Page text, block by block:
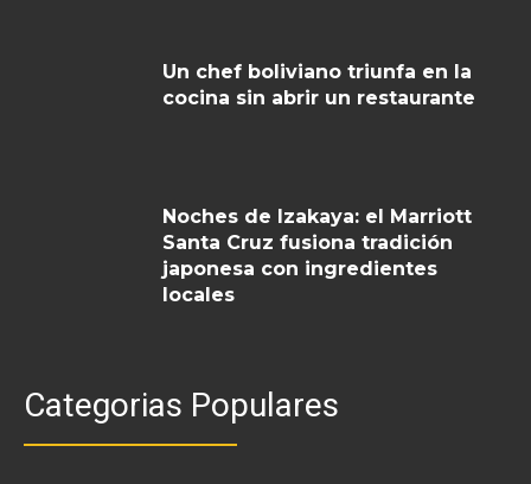
Un chef boliviano triunfa en la
cocina sin abrir un restaurante
Noches de Izakaya: el Marriott
Santa Cruz fusiona tradición
japonesa con ingredientes
locales
Categorias Populares